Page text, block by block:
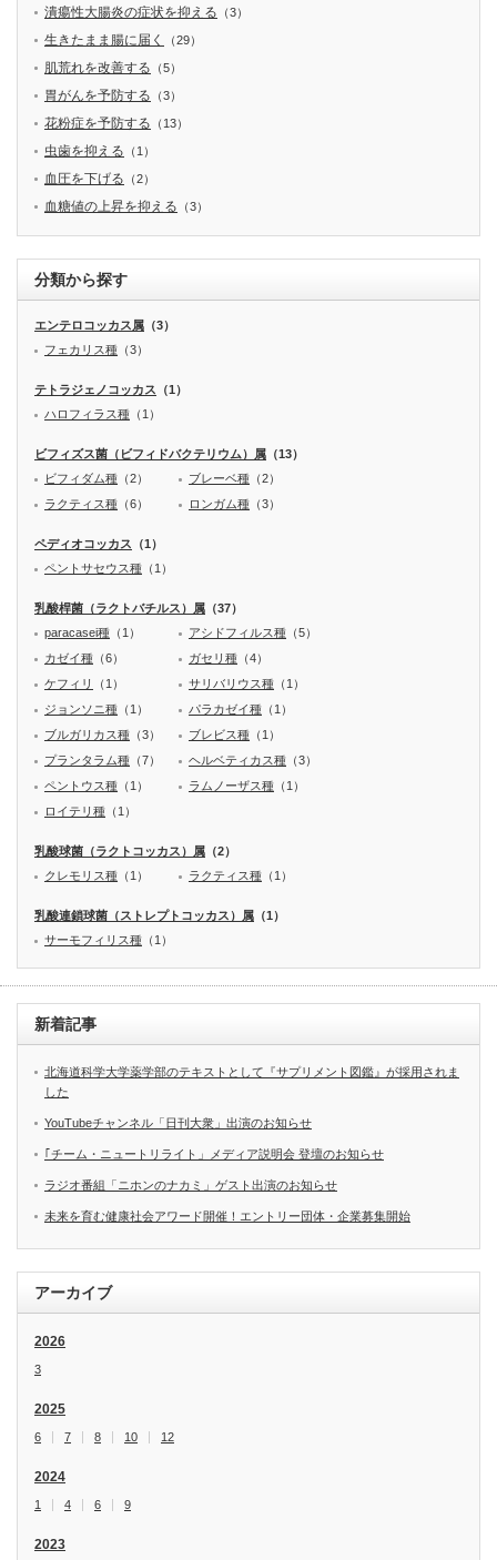
潰瘍性大腸炎の症状を抑える （3）
生きたまま腸に届く （29）
肌荒れを改善する （5）
胃がんを予防する （3）
花粉症を予防する （13）
虫歯を抑える （1）
血圧を下げる （2）
血糖値の上昇を抑える （3）
分類から探す
エンテロコッカス属 （3）
フェカリス種 （3）
テトラジェノコッカス （1）
ハロフィラス種 （1）
ビフィズス菌（ビフィドバクテリウム）属 （13）
ビフィダム種 （2） ブレーベ種 （2）
ラクティス種 （6） ロンガム種 （3）
ペディオコッカス （1）
ペントサセウス種 （1）
乳酸桿菌（ラクトバチルス）属 （37）
paracasei種 （1） アシドフィルス種 （5）
カゼイ種 （6） ガセリ種 （4）
ケフィリ
（1） サリバリウス種 （1）
ジョンソニ種 （1） パラカゼイ種 （1）
ブルガリカス種 （3） ブレビス種 （1）
プランタラム種 （7） ヘルベティカス種 （3）
ペントウス種 （1） ラムノーザス種 （1）
ロイテリ種 （1）
乳酸球菌（ラクトコッカス）属 （2）
クレモリス種 （1） ラクティス種 （1）
乳酸連鎖球菌（ストレプトコッカス）属 （1）
サーモフィリス種 （1）
新着記事
北海道科学大学薬学部のテキストとして『サプリメント図鑑』が採用されま
した
YouTubeチャンネル「日刊大衆」出演のお知らせ
｢チーム・ニュートリライト」メディア説明会 登壇のお知らせ
ラジオ番組「ニホンのナカミ」ゲスト出演のお知らせ
未来を育む健康社会アワード開催！エントリー団体・企業募集開始
アーカイブ
2026
3
2025
6 7 8 10 12
2024
1 4 6 9
2023